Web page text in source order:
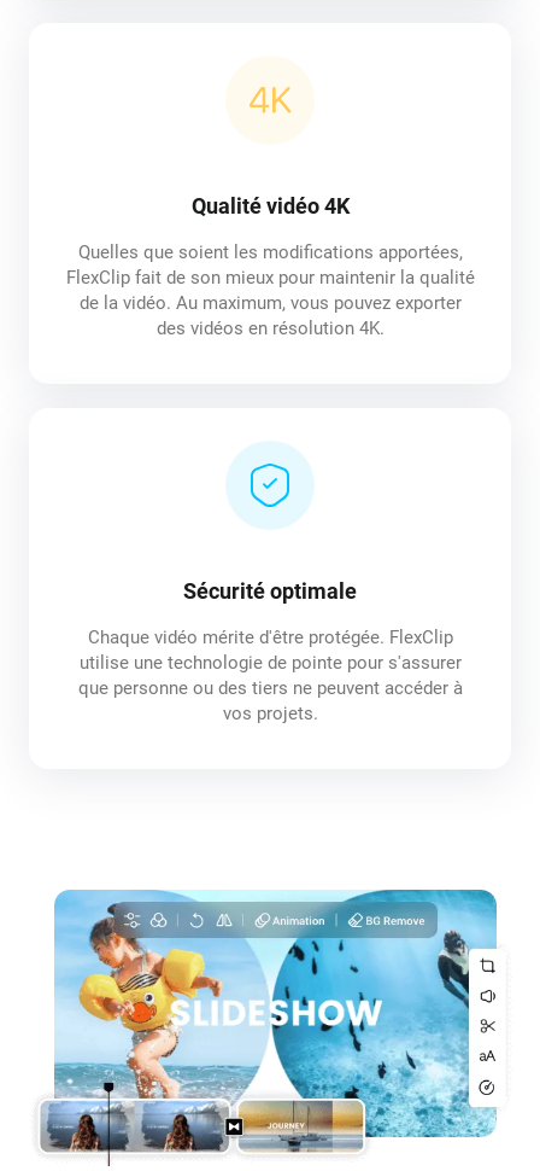
Qualité vidéo 4K
Quelles que soient les modifications apportées,
FlexClip fait de son mieux pour maintenir la qualité
de la vidéo. Au maximum, vous pouvez exporter
des vidéos en résolution 4K.
Sécurité optimale
Chaque vidéo mérite d'être protégée. FlexClip
utilise une technologie de pointe pour s'assurer
que personne ou des tiers ne peuvent accéder à
vos projets.